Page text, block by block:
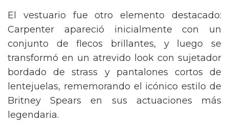
El vestuario fue otro elemento destacado:
Carpenter apareció inicialmente con un
conjunto de flecos brillantes, y luego se
transformó en un atrevido look con sujetador
bordado de strass y pantalones cortos de
lentejuelas, rememorando el icónico estilo de
Britney Spears en sus actuaciones más
legendaria.